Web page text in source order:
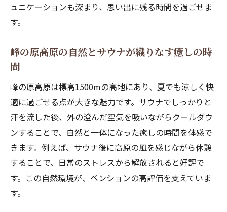
体験
高評価ペンションの快適な滞在ポイント紹
家族や友人と過ごすペンションの魅力を解
説
高原ならではの自然体験が楽しめるペンシ
ョン
長野の自然と快適さを両立したペンション
滞在術
ュニケーションも深まり、思い出に残る時間を過ごせま
す。
峰の原高原の自然とサウナが織りなす癒しの時
間
峰の原高原は標高1500mの高地にあり、夏でも涼しく快
適に過ごせる点が大きな魅力です。サウナでしっかりと
汗を流した後、外の澄んだ空気を吸いながらクールダウ
ンすることで、自然と一体になった癒しの時間を体感で
きます。例えば、サウナ後に高原の風を感じながら休憩
することで、日常のストレスから解放されると好評で
す。この自然環境が、ペンションの高評価を支えていま
す。